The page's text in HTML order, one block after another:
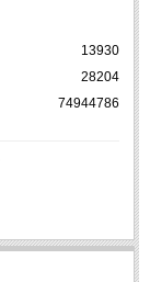
13930
28204
74944786